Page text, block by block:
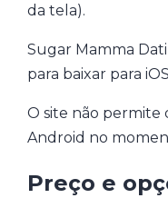
da tela).
Sugar Mamma
para baixar para
O site não permite
Android no
Preço e